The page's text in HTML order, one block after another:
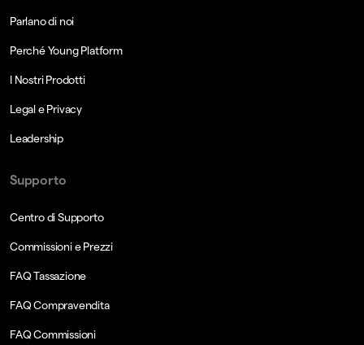
Parlano di noi
Perché Young Platform
I Nostri Prodotti
Legal e Privacy
Leadership
Supporto
Centro di Supporto
Commissioni e Prezzi
FAQ Tassazione
FAQ Compravendita
FAQ Commissioni